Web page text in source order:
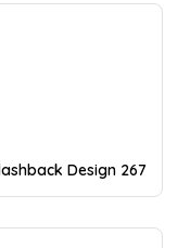
Design 267